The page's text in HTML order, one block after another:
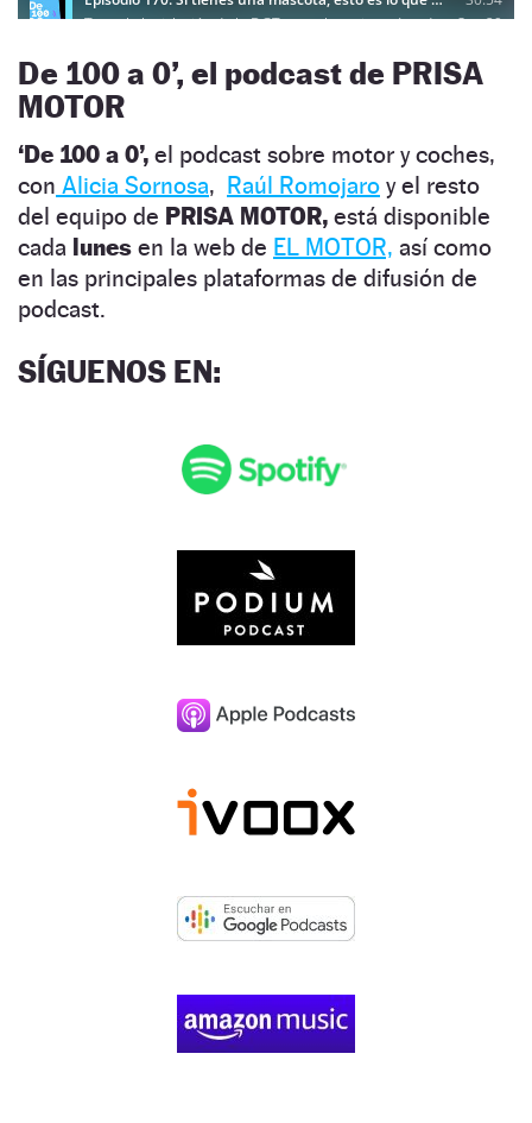
De 100 a 0’, el podcast de PRISA
MOTOR
‘De 100 a 0’, el podcast sobre motor y coches,
con Alicia Sornosa, Raúl Romojaro y el resto
del equipo de PRISA MOTOR, está disponible
cada lunes en la web de EL MOTOR, así como
en las principales plataformas de difusión de
podcast.
SÍGUENOS EN: